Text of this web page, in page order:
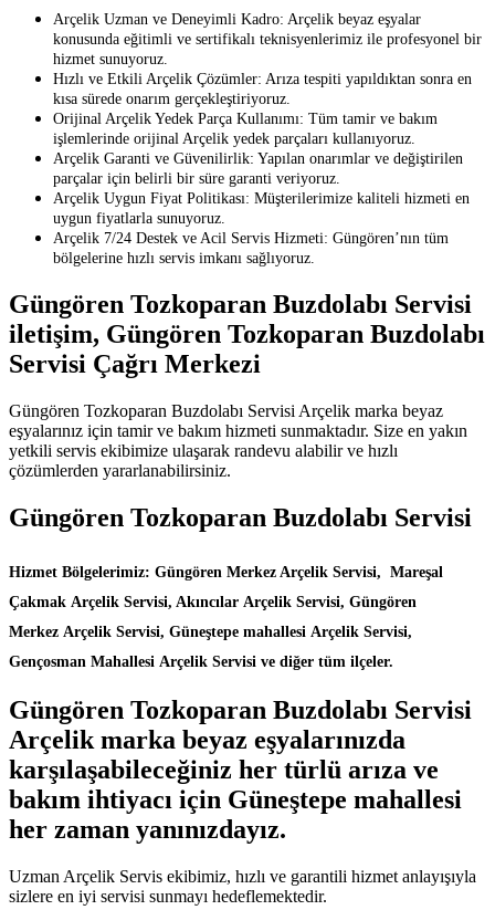
Arçelik Uzman ve Deneyimli Kadro: Arçelik beyaz eşyalar
konusunda eğitimli ve sertifikalı teknisyenlerimiz ile profesyonel bir
hizmet sunuyoruz.
Hızlı ve Etkili Arçelik Çözümler: Arıza tespiti yapıldıktan sonra en
kısa sürede onarım gerçekleştiriyoruz.
Orijinal Arçelik Yedek Parça Kullanımı: Tüm tamir ve bakım
işlemlerinde orijinal Arçelik yedek parçaları kullanıyoruz.
Arçelik Garanti ve Güvenilirlik: Yapılan onarımlar ve değiştirilen
parçalar için belirli bir süre garanti veriyoruz.
Arçelik Uygun Fiyat Politikası: Müşterilerimize kaliteli hizmeti en
uygun fiyatlarla sunuyoruz.
Arçelik 7/24 Destek ve Acil Servis Hizmeti: Güngören’nın tüm
bölgelerine hızlı servis imkanı sağlıyoruz.
Güngören Tozkoparan Buzdolabı Servisi
iletişim, Güngören Tozkoparan Buzdolabı
Servisi Çağrı Merkezi
Güngören Tozkoparan Buzdolabı Servisi Arçelik marka beyaz
eşyalarınız için tamir ve bakım hizmeti sunmaktadır. Size en yakın
yetkili servis ekibimize ulaşarak randevu alabilir ve hızlı
çözümlerden yararlanabilirsiniz.
Güngören Tozkoparan Buzdolabı Servisi
Hizmet Bölgelerimiz: Güngören Merkez Arçelik Servisi, Mareşal
Çakmak Arçelik Servisi, Akıncılar Arçelik Servisi, Güngören
Merkez Arçelik Servisi, Güneştepe mahallesi Arçelik Servisi,
Gençosman Mahallesi Arçelik Servisi ve diğer tüm ilçeler.
Güngören Tozkoparan Buzdolabı Servisi
Arçelik marka beyaz eşyalarınızda
karşılaşabileceğiniz her türlü arıza ve
bakım ihtiyacı için Güneştepe mahallesi
her zaman yanınızdayız.
Uzman Arçelik Servis ekibimiz, hızlı ve garantili hizmet anlayışıyla
sizlere en iyi servisi sunmayı hedeflemektedir.